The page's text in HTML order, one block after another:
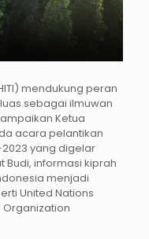
mendukung peran
sebagai ilmuwan
Ketua
acara pelantikan
yang digelar
Budi, informasi kiprah
menjadi
United Nations
Organization